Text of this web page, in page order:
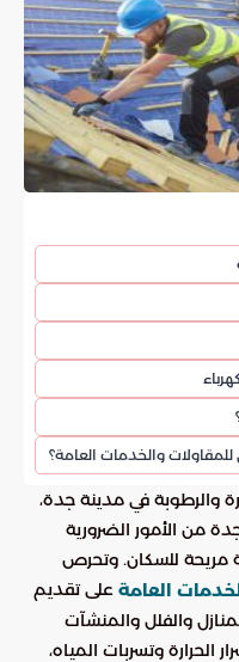
والخدمات العامة؟
والرطوبة في مدينة جدة،
من الأمور الضرورية
مريحة للسكان. وتحرص
العامة على تقديم
والفلل والمنشآت
الحرارة وتسربات المياه،